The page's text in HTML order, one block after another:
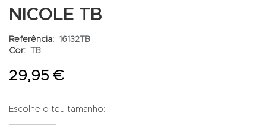
NICOLE TB
Referência:
16132TB
Cor:
TB
29,95 €
Escolhe o teu tamanho: